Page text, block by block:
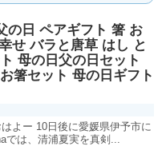
の日 ペアギフト 箸 お
せ バラと唐草 はし と
母の日父の日セット
箸セット 母の日ギフト
よー 10日後に愛媛県伊予市に
は、清浦夏実を真剣...